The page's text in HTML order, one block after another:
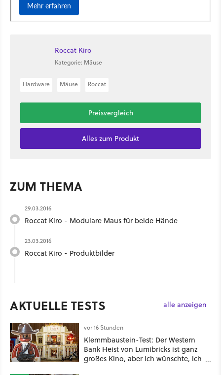
Roccat Kiro
Kategorie: Mäuse
Hardware Mäuse Roccat
Preisvergleich
Alles zum Produkt
ZUM THEMA
29.03.2016
Roccat Kiro - Modulare Maus für beide Hände
23.03.2016
Roccat Kiro - Produktbilder
AKTUELLE TESTS alle anzeigen
vor 16 Stunden
Klemmbaustein-Test: Der Western
Bank Heist von Lumibricks ist ganz
großes Kino, aber ich wünschte, ich